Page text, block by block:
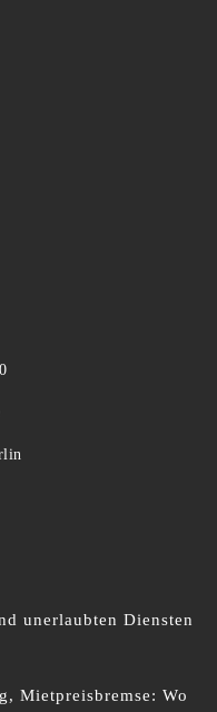
unerlaubten Diensten
Mietpreisbremse: Wo